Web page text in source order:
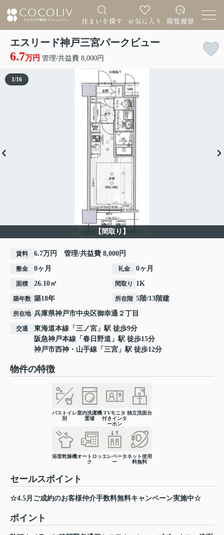
エスリード神戸三宮パークビュー
6.7万円 管理/共益費 8,000円
【間取り】
1/16
賃料 6.7万円 管理/共益費 8,000円
敷金 0ヶ月 礼金 0ヶ月
面積 26.10㎡ 間取り 1K
築年数 築18年 所在階 5階/13階建
所在地 兵庫県神戸市中央区御幸通 ２丁目
交通 東海道本線 「 三ノ宮 」駅 徒歩9分
阪急神戸本線 「 春日野道 」駅 徒歩15分
神戸市西神・山手線 「 三宮 」駅 徒歩12分
物件の特徴
バストイレ
別
室内洗濯機
置場
TVモニタ
付きインタ
ーホン
独立洗面台
浴室乾燥機オートロッ
ク
エレベータ
ー
ネット使用
料無料
セールスポイント
☆4.5月ご成約のお客様仲介手数料無料キャンペーン実施中☆
ポイント